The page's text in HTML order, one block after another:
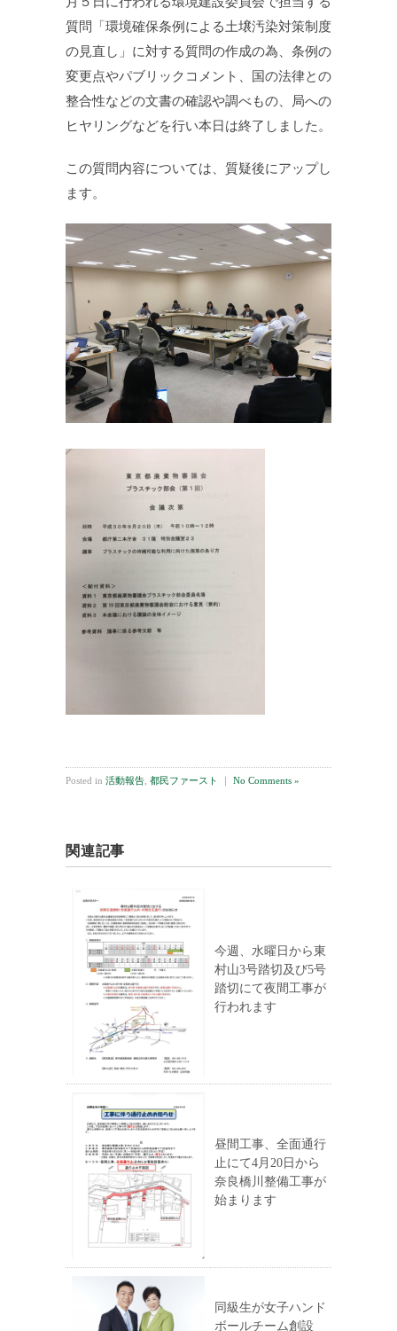
質問「環境確保条例による土壌汚染対策制度
の見直し」に対する質問の作成の為、条例の
変更点やパブリックコメント、国の法律との
整合性などの文書の確認や調べもの、局への
ヒヤリングなどを行い本日は終了しました。
この質問内容については、質疑後にアップし
ます。
Posted in 活動報告 都民ファースト No Comments »
関連記事
今週、水曜日から東
村山3号踏切及び5号
踏切にて夜間工事が
行われます
昼間工事、全面通行
止にて4月20日から
奈良橋川整備工事が
始まります
同級生が女子ハンド
ボールチーム創設